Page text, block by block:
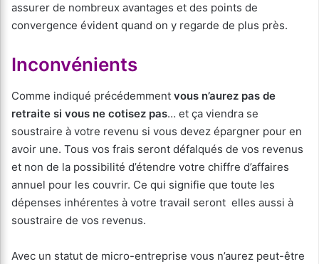
assurer de nombreux avantages et des points de
convergence évident quand on y regarde de plus près.
Inconvénients
Comme indiqué précédemment vous n’aurez pas de
retraite si vous ne cotisez pas… et ça viendra se
soustraire à votre revenu si vous devez épargner pour en
avoir une. Tous vos frais seront défalqués de vos revenus
et non de la possibilité d’étendre votre chiffre d’affaires
annuel pour les couvrir. Ce qui signifie que toute les
dépenses inhérentes à votre travail seront elles aussi à
soustraire de vos revenus.
Avec un statut de micro-entreprise vous n’aurez peut-être